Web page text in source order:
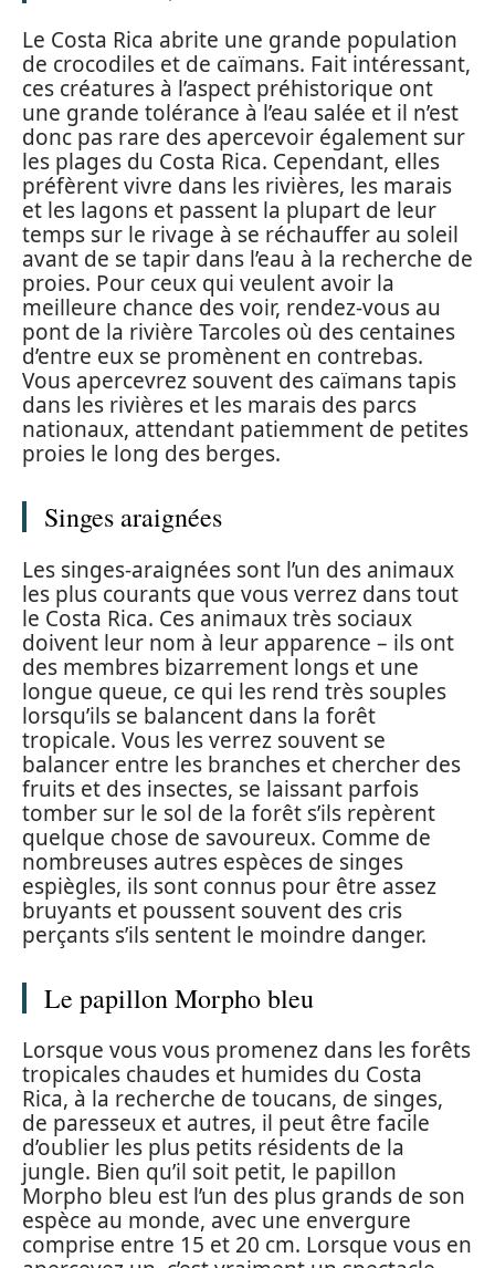
Le Costa Rica abrite une grande population
de crocodiles et de caïmans. Fait intéressant,
ces créatures à l’aspect préhistorique ont
une grande tolérance à l’eau salée et il n’est
donc pas rare des apercevoir également sur
les plages du Costa Rica. Cependant, elles
préfèrent vivre dans les rivières, les marais
et les lagons et passent la plupart de leur
temps sur le rivage à se réchauffer au soleil
avant de se tapir dans l’eau à la recherche de
proies. Pour ceux qui veulent avoir la
meilleure chance des voir, rendez-vous au
pont de la rivière Tarcoles où des centaines
d’entre eux se promènent en contrebas.
Vous apercevrez souvent des caïmans tapis
dans les rivières et les marais des parcs
nationaux, attendant patiemment de petites
proies le long des berges.
Singes araignées
Les singes-araignées sont l’un des animaux
les plus courants que vous verrez dans tout
le Costa Rica. Ces animaux très sociaux
doivent leur nom à leur apparence – ils ont
des membres bizarrement longs et une
longue queue, ce qui les rend très souples
lorsqu’ils se balancent dans la forêt
tropicale. Vous les verrez souvent se
balancer entre les branches et chercher des
fruits et des insectes, se laissant parfois
tomber sur le sol de la forêt s’ils repèrent
quelque chose de savoureux. Comme de
nombreuses autres espèces de singes
espiègles, ils sont connus pour être assez
bruyants et poussent souvent des cris
perçants s’ils sentent le moindre danger.
Le papillon Morpho bleu
Lorsque vous vous promenez dans les forêts
tropicales chaudes et humides du Costa
Rica, à la recherche de toucans, de singes,
de paresseux et autres, il peut être facile
d’oublier les plus petits résidents de la
jungle. Bien qu’il soit petit, le papillon
Morpho bleu est l’un des plus grands de son
espèce au monde, avec une envergure
comprise entre 15 et 20 cm. Lorsque vous en